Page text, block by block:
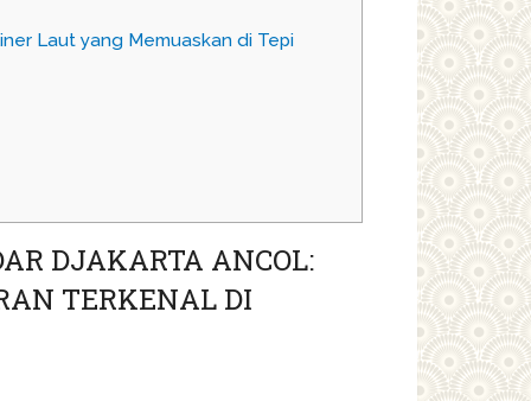
Laut yang Memuaskan di Tepi
DJAKARTA ANCOL:
TERKENAL DI